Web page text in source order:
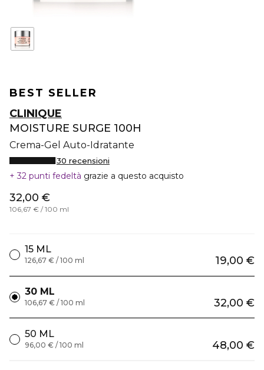
BEST SELLER
CLINIQUE
MOISTURE SURGE 100H
Crema-Gel Auto-Idratante
30 recensioni
32 punti fedeltà grazie a questo acquisto
32,00 €
106,67 € / 100 ml
15 ML
19,00 €
126,67 € / 100 ml
30 ML
32,00 €
106,67 € / 100 ml
50 ML
48,00 €
96,00 € / 100 ml